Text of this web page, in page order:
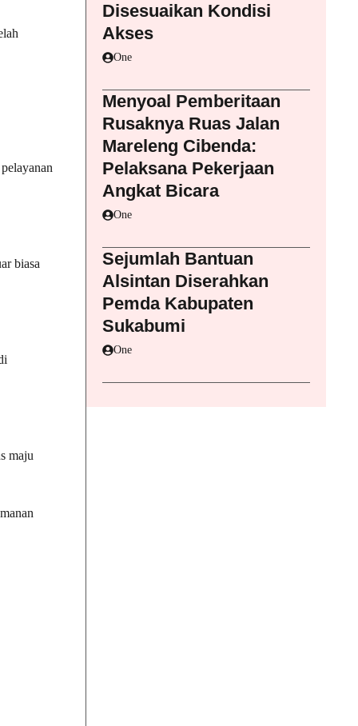
biasa
maju
Disesuaikan Kondisi
Akses
One
Menyoal Pemberitaan
Rusaknya Ruas Jalan
Mareleng Cibenda:
Pelaksana Pekerjaan
Angkat Bicara
One
Sejumlah Bantuan
Alsintan Diserahkan
Pemda Kabupaten
Sukabumi
One